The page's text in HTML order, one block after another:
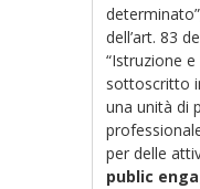
dell’art. 83
“Istruzione e
sottoscritto
una unità di
per delle
public